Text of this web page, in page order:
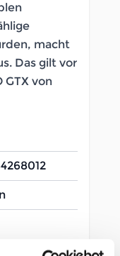
macht
Das gilt vor
GTX von